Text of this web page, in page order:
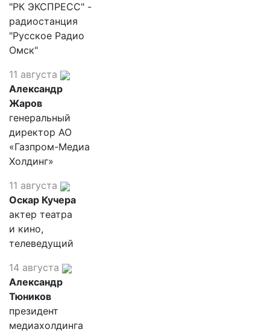
"РК ЭКСПРЕСС" -
радиостанция
"Русское Радио
Омск"
11 августа
Александр
Жаров
генеральный
директор АО
«Газпром-Медиа
Холдинг»
11 августа
Оскар Кучера
актер театра
и кино,
телеведущий
14 августа
Александр
Тюников
президент
медиахолдинга